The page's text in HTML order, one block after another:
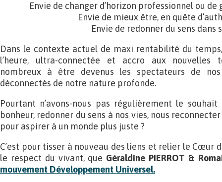
Envie de changer d’horizon professionnel ou
Envie de mieux être, en quête
Envie de redonner du sens dans
Dans le contexte actuel de maxi rentabilité du
l’heure, ultra-connectée et accro aux nouvelles
nombreux à être devenus les spectateurs de
déconnectés de notre nature profonde.
Pourtant n’avons-nous pas régulièrement le
bonheur, redonner du sens à nos vies, nous
pour aspirer à un monde plus juste ?
C’est pour tisser à nouveau des liens et relier le Cœur
le respect du vivant, que Géraldine PIERROT &
mouvement Développement Universel.